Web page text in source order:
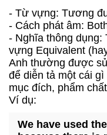
- Từ vựng: Tương
- Cách phát âm:
- Nghĩa thông
vựng Equivalent
Anh thường được
để diễn tả một cái
mục đích, phẩm
Ví dụ:
We have used